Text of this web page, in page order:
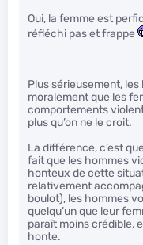
Oui, la femme est
réfléchi pas et frappe
Plus sérieusement,
moralement que les
comportements
plus qu’on ne le croit.
La différence, c’est
fait que les hommes
honteux de cette
relativement
boulot), les hommes
quelqu’un que leur
paraît moins crédible,
honte.